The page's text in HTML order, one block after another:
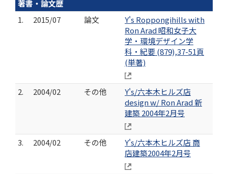
著書・論文歴
1.
2015/07 論文
Y's Roppongihills with
Ron Arad 昭和女子大
学・環境デザイン学
科・紀要 (879),37-51頁
(単著)
2. 2004/02 その他
Y's/六本木ヒルズ店
design w/ Ron Arad 新
建築 2004年2月号
3. 2004/02 その他
Y's/六本木ヒルズ店 商
店建築2004年2月号